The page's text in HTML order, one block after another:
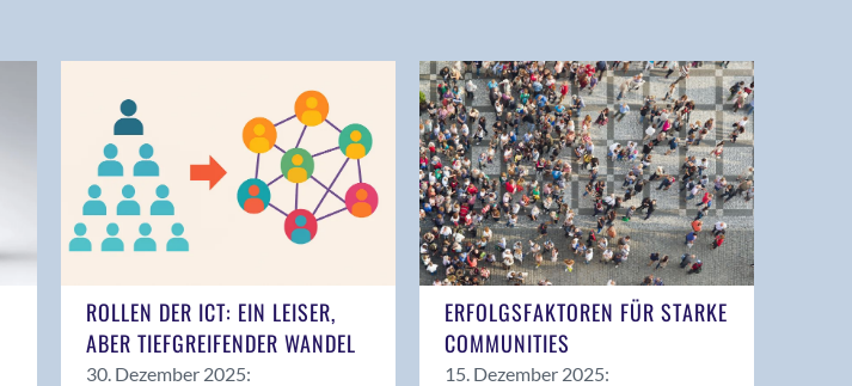
Andelfingen
Balsthal
Balzers
Bassersdorf
ROLLEN DER ICT: EIN LEISER,
ABER TIEFGREIFENDER WANDEL
30. Dezember 2025:
ERFOLGSFAKTOREN FÜR STARKE
COMMUNITIES
15. Dezember 2025: